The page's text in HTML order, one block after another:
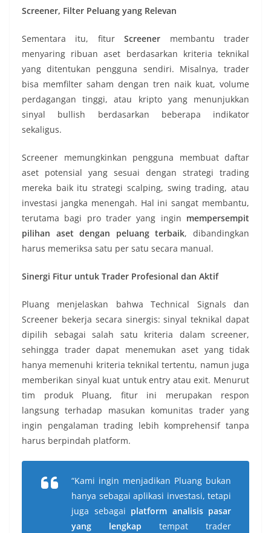
Screener, Filter Peluang yang Relevan
Sementara itu, fiturScreener membantu trader
menyaring ribuan aset berdasarkan kriteria teknikal
yang ditentukan pengguna sendiri. Misalnya, trader
bisa memfilter saham dengan tren naik kuat, volume
perdagangan tinggi, atau kripto yang menunjukkan
sinyal bullish berdasarkan beberapa indikator
sekaligus.
Screener memungkinkan pengguna membuat daftar
aset potensial yang sesuai dengan strategi trading
mereka baik itu strategi scalping, swing trading, atau
investasi jangka menengah. Hal ini sangat membantu,
terutama bagi pro trader yang ingin mempersempit
pilihan aset dengan peluang terbaik, dibandingkan
harus memeriksa satu per satu secara manual.
Sinergi Fitur untuk Trader Profesional dan Aktif
Pluang menjelaskan bahwa Technical Signals dan
Screener bekerja secara sinergis: sinyal teknikal dapat
dipilih sebagai salah satu kriteria dalam screener,
sehingga trader dapat menemukan aset yang tidak
hanya memenuhi kriteria teknikal tertentu, namun juga
memberikan sinyal kuat untuk entry atau exit. Menurut
tim produk Pluang, fitur ini merupakan respon
langsung terhadap masukan komunitas trader yang
ingin pengalaman trading lebih komprehensif tanpa
harus berpindah platform.
“Kami ingin menjadikan Pluang bukan
hanya sebagai aplikasi investasi, tetapi
juga sebagai platform analisis pasar
yang lengkap tempat trader